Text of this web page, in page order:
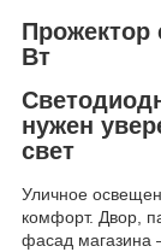
Прожектор
Вт
нужен
свет
Уличное
комфорт. Двор,
фасад магазина